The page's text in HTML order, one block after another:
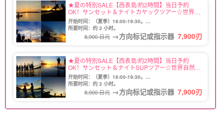
★夏の特別SALE【西表島/約2時間】当日予約
OK！サンセット＆ナイトカヤックツアー☆世界自
然遺産の西表島で新体験♪写真無料＆送迎付き
（No.65）
开始时间：（夏季）18:00-19:30。
(冬季）16:45-18:15。
所要时间：约 2 小时。
8,900 日元 →方向标记或指示器 7,900刃
★夏の特別SALE【西表島/約2時間】当日予約
OK！サンセット＆ナイトSUPツアー☆世界自然遺
産の西表島で新体験♪写真無料＆送迎付き
（No.52）
开始时间：（夏季）18:00-19:30。
(冬季）16:45-18:15。
所要时间：约 2 小时。
8,900 日元 →方向标记或指示器 7,900刃